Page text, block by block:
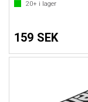
20+ i lager
159 SEK